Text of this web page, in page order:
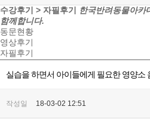
수강후기 > 자필후기
한국반려동물아카
함께합니다.
동문현황
영상후기
자필후기
실습을 하면서 아이들에게 필요한 영양소
작성일 18-03-02 12:51